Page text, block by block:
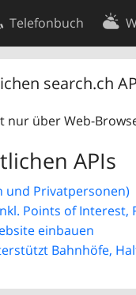
Telefonbuch
search.ch
nur über Web-
APIs
und Privatpersonen)
Points of Interest,
einbauen
Bahnhöfe,